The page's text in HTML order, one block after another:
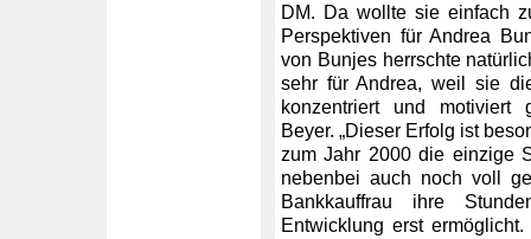
DM. Da wollte sie einfach
Perspektiven für Andrea
von Bunjes herrschte
sehr für Andrea, weil sie
konzentriert und motiviert
Beyer. „Dieser Erfolg ist
zum Jahr 2000 die einzige
nebenbei auch noch voll
Bankkauffrau ihre
Entwicklung erst